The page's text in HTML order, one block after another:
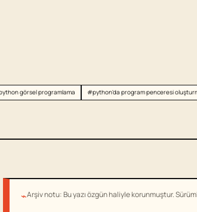
görsel programlama #python'da program penceresi
⌁Arşiv notu: Bu yazı özgün haliyle korunmuştur.